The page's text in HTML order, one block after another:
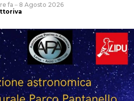
Christian Marazziti e Marco
il pubblico al termine
la realizzazione del film e
ed esperienze legate al set e al
Tra gli ospiti presenti anche il
fa – 8 Agosto 2026